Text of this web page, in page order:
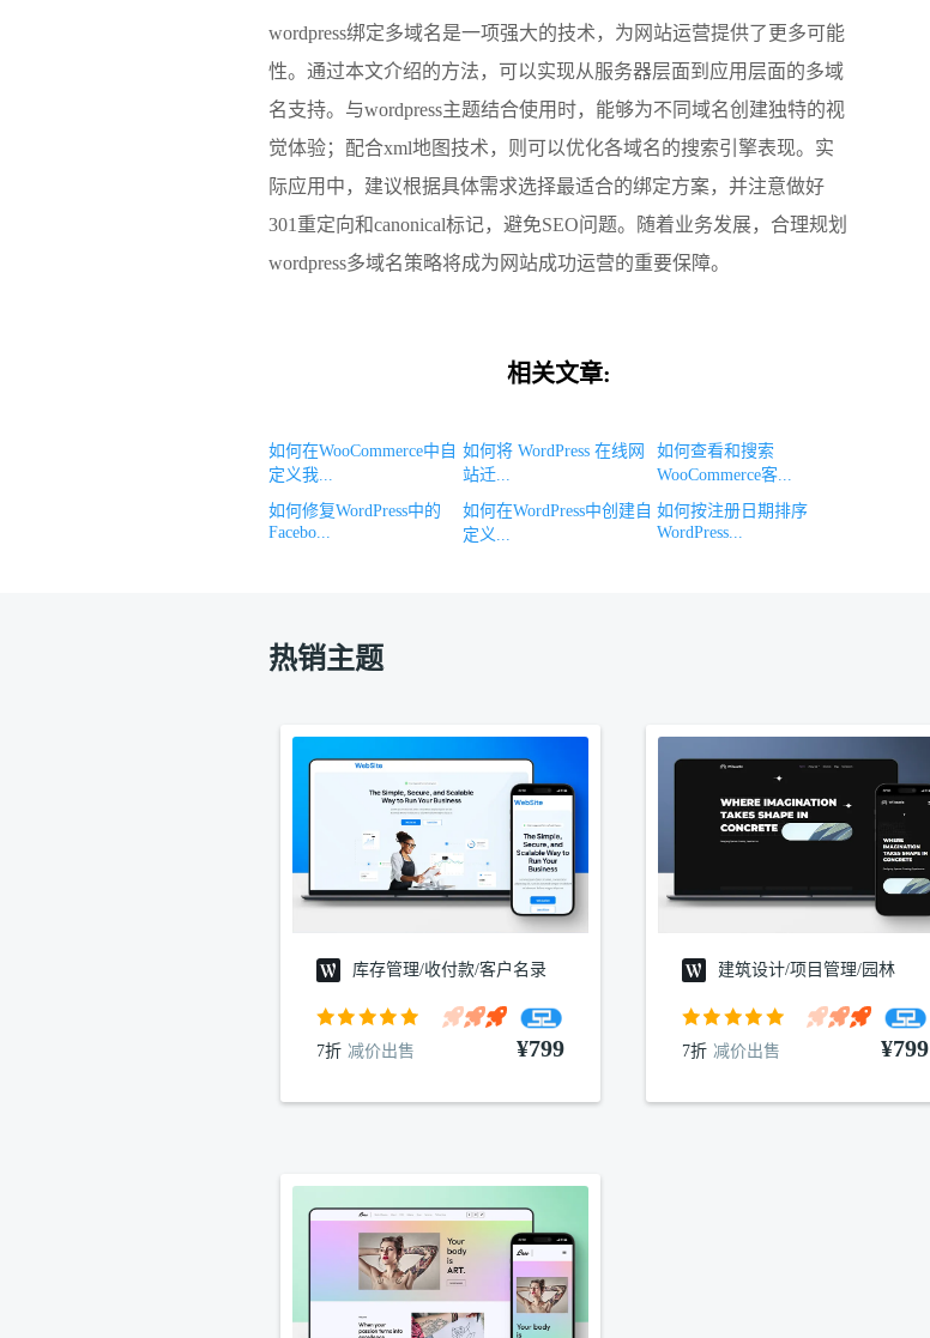
wordpress绑定多域名是一项强大的技术，为网站运营提供了更多可能
性。通过本文介绍的方法，可以实现从服务器层面到应用层面的多域
名支持。与wordpress主题结合使用时，能够为不同域名创建独特的视
觉体验；配合xml地图技术，则可以优化各域名的搜索引擎表现。实
际应用中，建议根据具体需求选择最适合的绑定方案，并注意做好
301重定向和canonical标记，避免SEO问题。随着业务发展，合理规划
wordpress多域名策略将成为网站成功运营的重要保障。
相关文章:
如何在WooCommerce中自
定义我...
如何将 WordPress 在线网
站迁...
如何查看和搜索
WooCommerce客...
如何修复WordPress中的
Facebo...
如何在WordPress中创建自
定义...
如何按注册日期排序
WordPress...
热销主题
库存管理/收付款/客户名录
7折 减价出售 ¥799
建筑设计/项目管理/园林
7折 减价出售 ¥799